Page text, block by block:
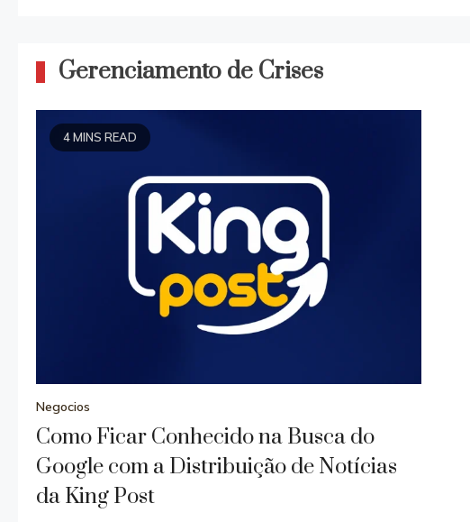
Gerenciamento de Crises
4 MINS READ
Negocios
Como Ficar Conhecido na Busca do
Google com a Distribuição de Notícias
da King Post